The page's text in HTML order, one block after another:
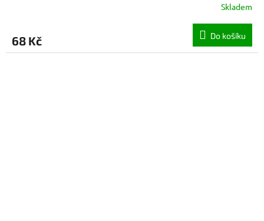
Skladem
68 Kč Do košíku